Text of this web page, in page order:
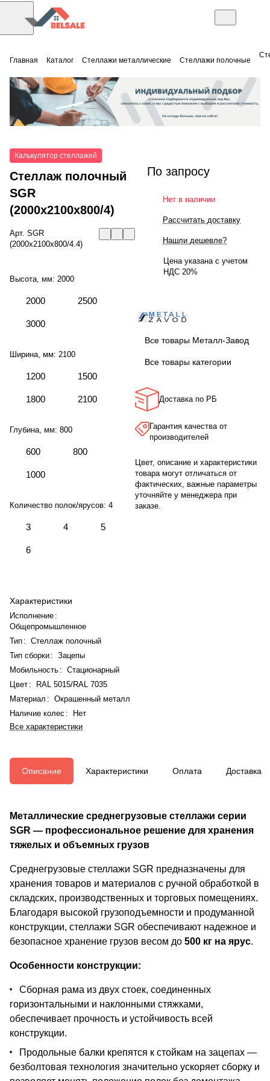
Главная Каталог Стеллажи металлические Стеллажи полочные
Калькулятор стеллажей
Стеллаж полочный
SGR
(2000x2100x800/4)
Арт. SGR
(2000x2100x800/4.4)
Высота, мм: 2000
2000 2500
3000
Ширина, мм: 2100
1200 1500
1800 2100
Глубина, мм: 800
600 800
1000
Количество полок/ярусов: 4
3 4 5
6
Характеристики
Исполнение :
Общепромышленное
Тип : Стеллаж полочный
Тип сборки: Зацепы
Мобильность : Стационарный
Цвет :
RAL 5015/RAL 7035
Материал : Окрашенный металл
Наличие колес :
Нет
Все характеристики
По запросу
Нет в наличии
Рассчитать доставку
Нашли дешевле?
Цена указана с учетом
НДС 20%
Все товары Металл-Завод
Все товары категории
Доставка по РБ
Гарантия качества от
производителей
Цвет, описание и характеристики
товара могут отличаться от
фактических, важные параметры
уточняйте у менеджера при
заказе.
Описание Характеристики Оплата Доставка
Металлические среднегрузовые стеллажи серии
SGR — профессиональное решение для хранения
тяжелых и объемных грузов
Среднегрузовые стеллажи SGR предназначены для
хранения товаров и материалов с ручной обработкой в
складских, производственных и торговых помещениях.
Благодаря высокой грузоподъемности и продуманной
конструкции, стеллажи SGR обеспечивают надежное и
безопасное хранение грузов весом до 500 кг на ярус.
Особенности конструкции:
Сборная рама из двух стоек, соединенных
горизонтальными и наклонными стяжками,
обеспечивает прочность и устойчивость всей
конструкции.
Продольные балки крепятся к стойкам на зацепах —
безболтовая технология значительно ускоряет сборку и